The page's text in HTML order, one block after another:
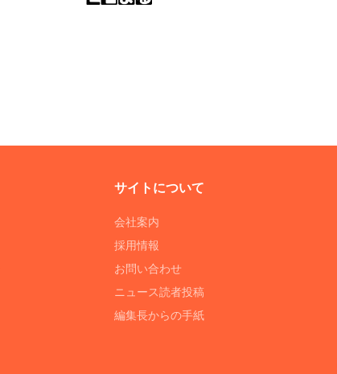
サイトについて
会社案内
採用情報
お問い合わせ
ニュース読者投稿
編集長からの手紙